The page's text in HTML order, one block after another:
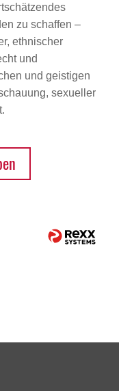
zu schaffen –
ethnischer
und
und geistigen
sexueller